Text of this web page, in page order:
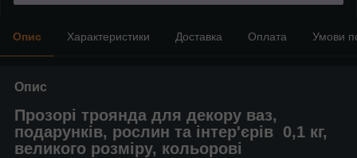
Опис Характеристики Доставка Оплата Умови
Опис
Прозорі троянда для декору ваз,
подарунків, рослин та інтер'єрів 0,1 кг,
великого розміру, кольорові